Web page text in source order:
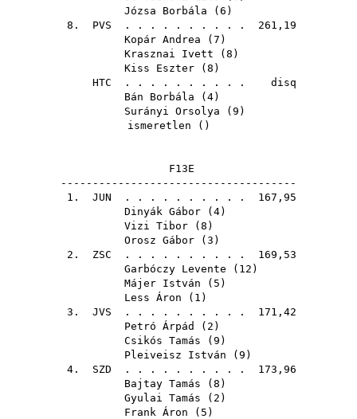
Józsa Borbála ( 6 )
8. PVS . . . . . . . . . . 261,19
Kopár Andrea ( 7 )
Krasznai Ivett ( 8 )
Kiss Eszter ( 8 )
HTC . . . . . . . . . . disq
Bán Borbála ( 4)
Surányi Orsolya ( 9 )
ismeretlen ()
F13E
-------------------------------------
1. JUN . . . . . . . . . . 167,95
Dinyák Gábor ( 4)
Vizi Tibor ( 8 )
Orosz Gábor ( 3 )
2. ZSC . . . . . . . . . . 169,53
Garbóczy Levente ( 12 )
Májer István ( 5 )
Less Áron ( 1 )
3. JVS . . . . . . . . . . 171,42
Petró Árpád
( 2 )
Csikós Tamás ( 9 )
Pleiveisz István ( 9 )
4. SZD . . . . . . . . . . 173,96
Bajtay Tamás ( 8 )
Gyulai Tamás ( 2 )
Frank Áron ( 5 )